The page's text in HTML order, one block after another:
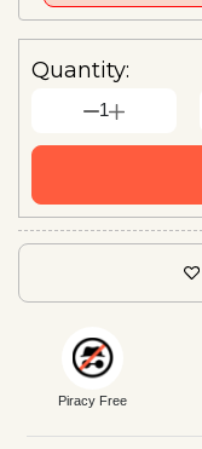
Quantity:
1
Piracy Free